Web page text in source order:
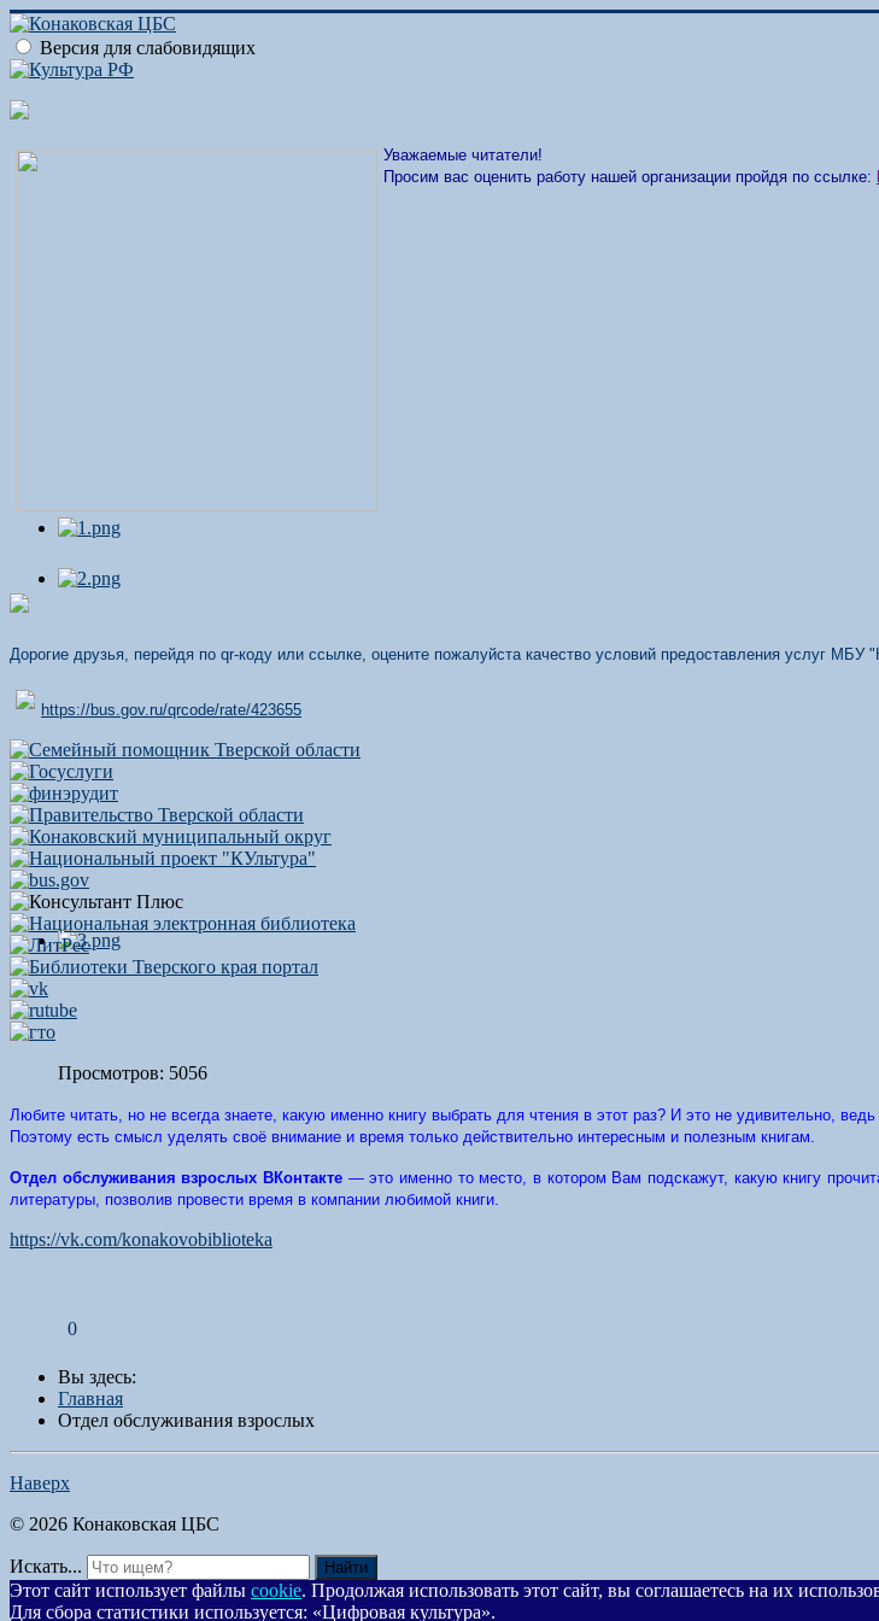
Версия для слабовидящих
Уважаемые читатели!
Просим вас оценить работу нашей организации пройдя по ссылке:
Дорогие друзья, перейдя по qr-коду или ссылке, оцените пожалуйста качество условий предоставления услуг МБУ
https://bus.gov.ru/qrcode/rate/423655
Просмотров: 5056
Любите читать, но не всегда знаете, какую именно книгу выбрать для чтения в этот раз? И это не удивительно,
Поэтому есть смысл уделять своё внимание и время только действительно интересным и полезным книгам.
Отдел обслуживания взрослых ВКонтакте— это именно то место, в котором Вам подскажут, какую книгу
литературы, позволив провести время в компании любимой книги.
https://vk.com/konakovobiblioteka
0
Вы здесь:
Главная
Отдел обслуживания взрослых
Наверх
© 2026 Конаковская ЦБС
Искать... Найти
Этот сайт использует файлы cookie. Продолжая использовать этот сайт, вы соглашаетесь на их
Для сбора статистики используется: «Цифровая культура».